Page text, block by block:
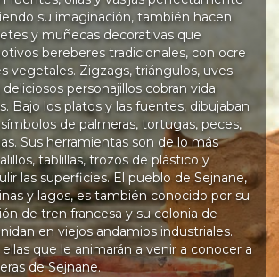
su imaginación, también hacen
y muñecas decorativas que
bereberes tradicionales, con ocre
vegetales. Zigzags, triángulos, uves
personajillos cobran vida
Bajo los platos y las fuentes, dibujaban
de palmeras, tortugas, peces,
Sus herramientas son de lo más
tablillas, trozos de plástico y
las superficies. El pueblo de Sejnane,
y lagos, es también conocido por su
de tren francesa y su colonia de
en viejos andamios industriales.
que le animarán a venir a conocer a
de Sejnane.